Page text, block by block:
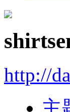
http://
主